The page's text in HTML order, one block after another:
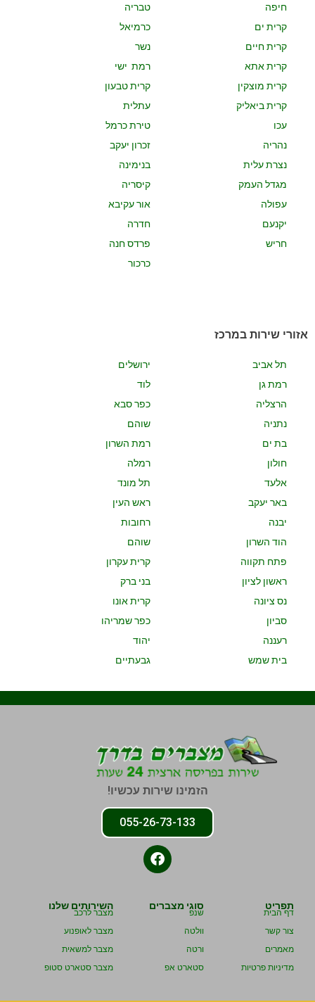
חיפה
קרית ים
קרית חיים
קרית אתא
קרית מוצקין
קרית ביאליק
עכו
נהריה
נצרת עלית
מגדל העמק
עפולה
יקנעם
חריש
טבריה
כרמיאל
נשר
רמת ישי
קרית טבעון
עתלית
טירת כרמל
זכרון יעקב
בנימינה
קיסריה
אור עקיבא
חדרה
פרדס חנה
כרכור
אזורי שירות במרכז
תל אביב
רמת גן
הרצליה
נתניה
בת ים
חולון
אלעד
באר יעקב
יבנה
הוד השרון
פתח תקווה
ראשון לציון
נס ציונה
סביון
רעננה
בית שמש
ירושלים
לוד
כפר סבא
שוהם
רמת השרון
רמלה
תל מונד
ראש העין
רחובות
שוהם
קרית עקרון
בני ברק
קרית אונו
כפר שמריהו
יהוד
גבעתיים
הזמינו שירות עכשיו!
055-26-73-133
תפריט
דף הבית
צור קשר
מאמרים
מדיניות פרטיות
סוגי מצברים
שנפ
וולטה
ורטה
סטארט אפ
השירותים שלנו
מצבר לרכב
מצבר לאופנוע
מצבר למשאית
מצבר סטארט סטופ